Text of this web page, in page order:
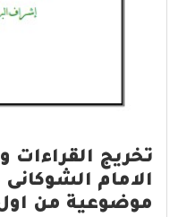
تخريج القراءات
الامام
موضوعية من